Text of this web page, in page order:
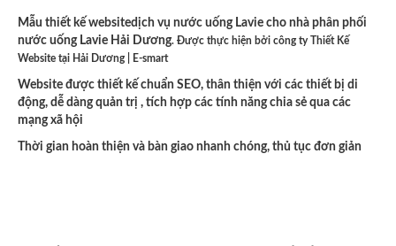
Mẫu thiết kế websitedịch vụ nước uống Lavie cho nhà phân phối
nước uống Lavie Hải Dương. Được thực hiện bởi công ty Thiết Kế
Website tại Hải Dương | E-smart
Website được thiết kế chuẩn SEO, thân thiện với các thiết bị di
động, dễ dàng quản trị , tích hợp các tính năng chia sẻ qua các
mạng xã hội
Thời gian hoàn thiện và bàn giao nhanh chóng, thủ tục đơn giản